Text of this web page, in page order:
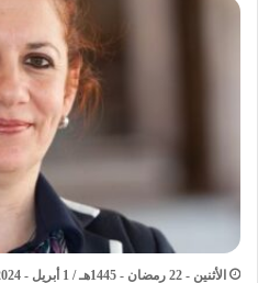
الأثنين - 22 رمضان - 1445هـ / 1 أبريل - 2024م / 8:04 صباحًا